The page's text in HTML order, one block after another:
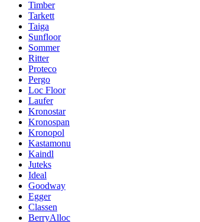
Timber
Tarkett
Taiga
Sunfloor
Sommer
Ritter
Proteco
Pergo
Loc Floor
Laufer
Kronostar
Kronospan
Kronopol
Kastamonu
Kaindl
Juteks
Ideal
Goodway
Egger
Classen
BerryAlloc